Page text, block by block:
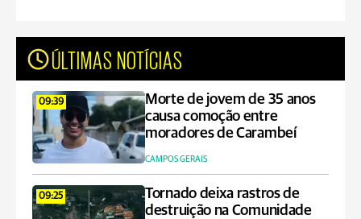
ÚLTIMAS NOTÍCIAS
09:39
Morte de jovem de 35 anos
causa comoção entre
moradores de Carambeí
CAMPOS GERAIS
09:25
Tornado deixa rastros de
destruição na Comunidade